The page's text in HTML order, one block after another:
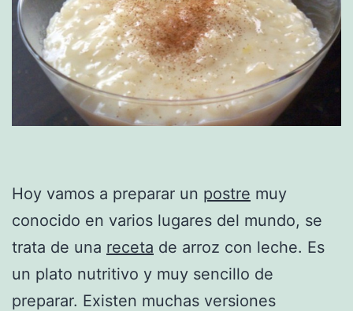
Hoy vamos a preparar un postre muy
conocido en varios lugares del mundo, se
trata de una receta de arroz con leche. Es
un plato nutritivo y muy sencillo de
preparar. Existen muchas versiones